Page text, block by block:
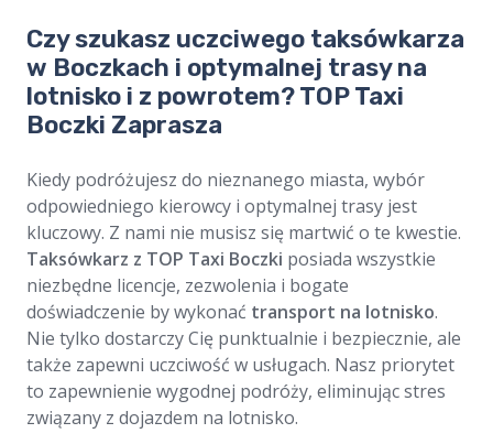
Czy szukasz uczciwego taksówkarza
w Boczkach i optymalnej trasy na
lotnisko i z powrotem? TOP Taxi
Boczki Zaprasza
Kiedy podróżujesz do nieznanego miasta, wybór
odpowiedniego kierowcy i optymalnej trasy jest
kluczowy. Z nami nie musisz się martwić o te kwestie.
Taksówkarz z TOP Taxi Boczki posiada wszystkie
niezbędne licencje, zezwolenia i bogate
doświadczenie by wykonać transport na lotnisko.
Nie tylko dostarczy Cię punktualnie i bezpiecznie, ale
także zapewni uczciwość w usługach. Nasz priorytet
to zapewnienie wygodnej podróży, eliminując stres
związany z dojazdem na lotnisko.